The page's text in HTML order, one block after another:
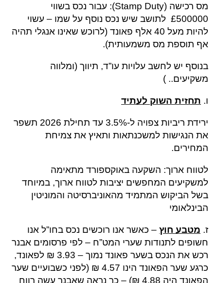
מס רכישה (Stamp Duty): עבור נכס בשווי
£500000 לתושב שיש נכס נוסף על שמו – עשוי
להיות מעל 40 אלף פאונד (לרוכש שאינו אנגלי תהיה
אף תוספת מס משמעותית).
בנוסף יש לחשב עלויות עו”ד, תיווך (ומלווה
משקיעים.. )
ו. תחזית השוק לעתיד
ירידת ריביות צפויה ל-3.5% עד תחילת 2026 תשפר
את הנגישות למשכנתאות ותאיץ את צמיחת
המחירים.
לטווח ארוך: השקעה באוקספורד מתאימה
למשקיעים המחפשים יציבות לטווח ארוך, במיוחד
בשל הביקוש המתמיד מהאוניברסיטה והמוניטין
הבינלאומי
ז. מטבע חוץ – כאשר אנו רוכשים נכס בחו”ל אנו
חשופים לתנודות שערי המט”ח – לפי פרסומים אבנר
רכש את הנכס בשער פאונד נמוך – 3.93 ₪ לפאונד,
כרגע שער הפאונד הינו 4.57 ₪ (לפני כשבועיים שער
הפאונד היה 4.88 ₪) – כך נראה שאבנר עשה רווח